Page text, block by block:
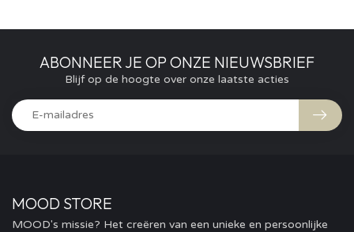
ABONNEER JE OP ONZE NIEUWSBRIEF
Blijf op de hoogte over onze laatste acties
MOOD STORE
MOOD's missie? Het creëren van een unieke en persoonlijke